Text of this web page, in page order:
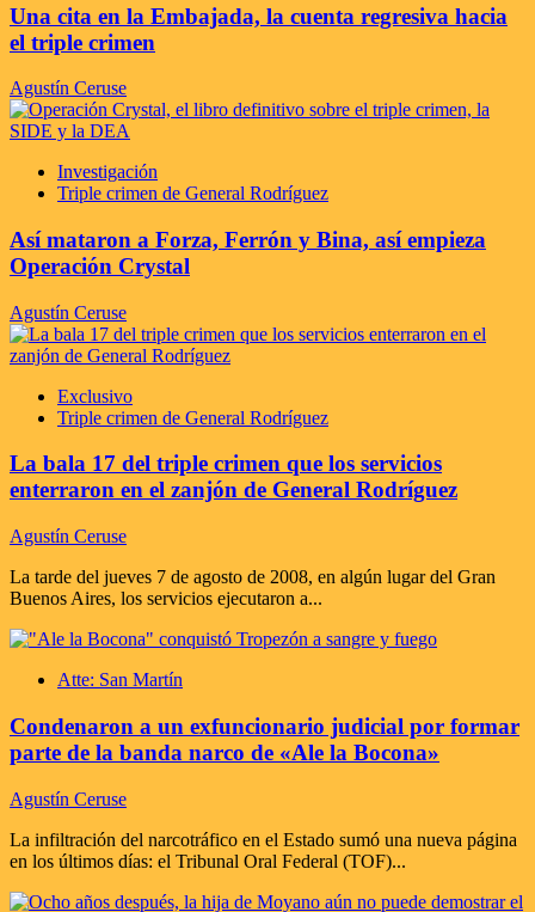
Una cita en la Embajada, la cuenta regresiva hacia
el triple crimen
Agustín Ceruse
Investigación
Triple crimen de General Rodríguez
Así mataron a Forza, Ferrón y Bina, así empieza
Operación Crystal
Agustín Ceruse
Exclusivo
Triple crimen de General Rodríguez
La bala 17 del triple crimen que los servicios
enterraron en el zanjón de General Rodríguez
Agustín Ceruse
La tarde del jueves 7 de agosto de 2008, en algún lugar del Gran
Buenos Aires, los servicios ejecutaron a...
Atte: San Martín
Condenaron a un exfuncionario judicial por formar
parte de la banda narco de «Ale la Bocona»
Agustín Ceruse
La infiltración del narcotráfico en el Estado sumó una nueva página
en los últimos días: el Tribunal Oral Federal (TOF)...